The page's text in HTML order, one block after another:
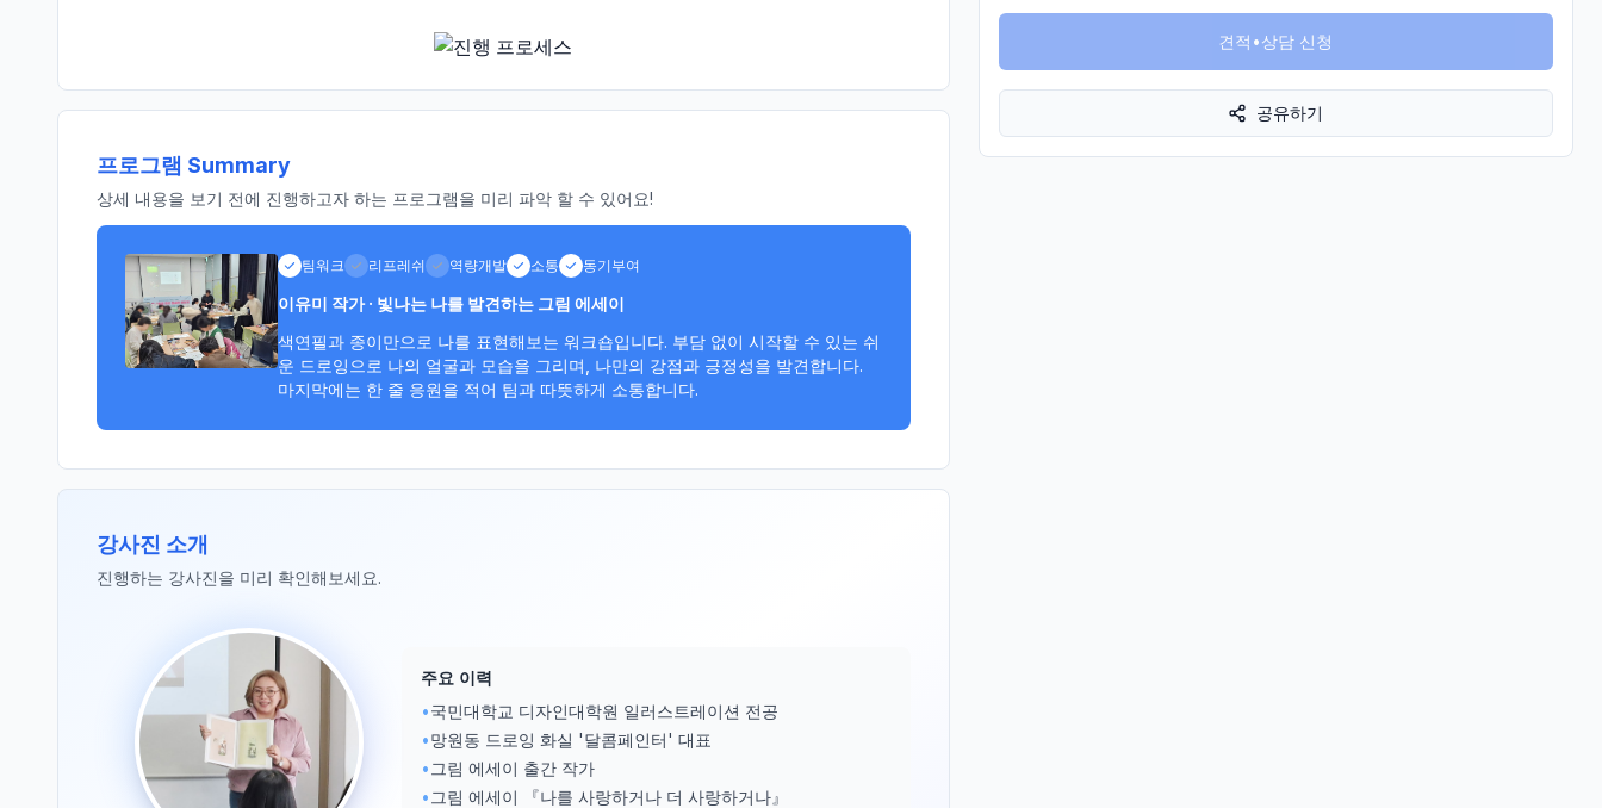
견적 신청
하기
메일로
견적받기
상담하기
프로그램 Summary
상세 내용을 보기 전에 진행하고자 하는 프로그램을 미리 파악 할 수 있어요!
팀워크 리프레쉬 역량개발 소통 동기부여
이유미 작가 · 빛나는 나를 발견하는 그림 에세이
색연필과 종이만으로 나를 표현해보는 워크숍입니다. 부담 없이 시작할 수 있는 쉬
운 드로잉으로 나의 얼굴과 모습을 그리며, 나만의 강점과 긍정성을 발견합니다.
마지막에는 한 줄 응원을 적어 팀과 따뜻하게 소통합니다.
강사진 소개
진행하는 강사진을 미리 확인해보세요.
주요 이력
•국민대학교 디자인대학원 일러스트레이션 전공
•망원동 드로잉 화실 '달콤페인터' 대표
• 그림 에세이 출간 작가
• 그림 에세이 『나를 사랑하거나 더 사랑하거나』
견적•상담 신청
공유하기